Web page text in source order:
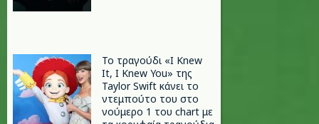
Το τραγούδι «I Knew
It, I Knew You» της
Taylor Swift κάνει το
ντεμπούτο του στο
νούμερο 1 του chart με